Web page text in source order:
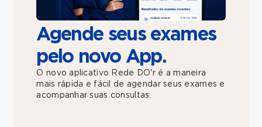
Agende seus exames
pelo novo App.
O novo aplicativo Rede DO'r é a maneira
mais rápida e fácil de agendar seus exames e
acompanhar suas consultas.